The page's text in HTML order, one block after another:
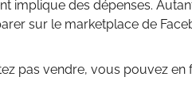
implique des dépenses.
sur le marketplace de
pas vendre, vous pouvez en